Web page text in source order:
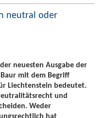
neutral oder
neuesten Ausgabe der
mit dem Begriff
Liechtenstein bedeutet.
und
Weder
hat